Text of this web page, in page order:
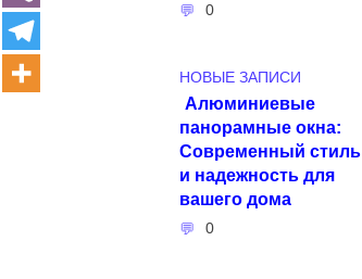
0
НОВЫЕ ЗАПИСИ
Алюминиевые
панорамные окна:
Современный стиль
и надежность для
вашего дома
0